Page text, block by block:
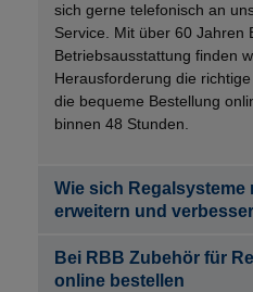
sich gerne telefonisch an
Service.
Mit über 60 Jahren
Betriebsausstattung finden
Herausforderung die
die bequeme Bestellung
binnen 48 Stunden.
Wie sich Regalsysteme
erweitern und
Bei RBB Zubehör für
online bestellen